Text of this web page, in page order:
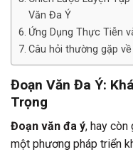
Văn Đa Ý
Ứng Dụng Thực Tiễn
Câu hỏi thường gặp
Đoạn Văn Đa Ý:
Trọng
Đoạn văn đa ý, hay còn
một phương pháp triển